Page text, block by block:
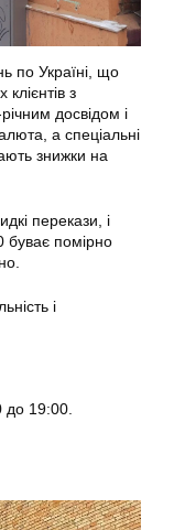
по Україні, що
з
досвідом і
а спеціальні
знижки на
перекази, і
буває помірно
і
до 19:00.